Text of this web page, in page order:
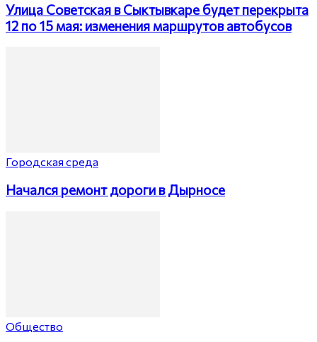
Улица Советская в Сыктывкаре будет перекрыта
12 по 15 мая: изменения маршрутов автобусов
Городская среда
Начался ремонт дороги в Дырносе
Общество